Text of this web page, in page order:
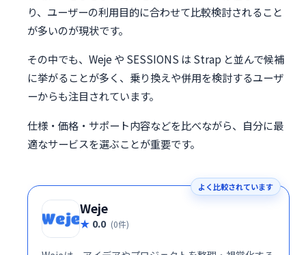
り、ユーザーの利用目的に合わせて比較検討されること
が多いのが現状です。
その中でも、Weje や SESSIONS は Strap と並んで候補
に挙がることが多く、乗り換えや併用を検討するユーザ
ーからも注目されています。
仕様・価格・サポート内容などを比べながら、自分に最
適なサービスを選ぶことが重要です。
よく比較されています
Weje
0.0 (0件)